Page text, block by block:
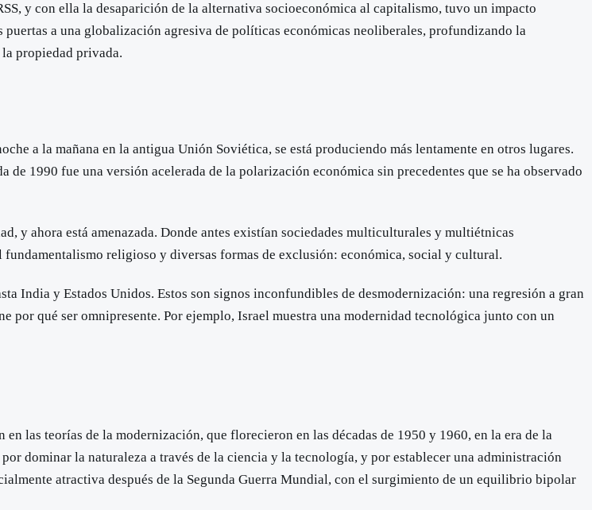
y con ella la desaparición de la alternativa socioeconómica al capitalismo, tuvo un impacto
a una globalización agresiva de políticas económicas neoliberales, profundizando la
propiedad privada.
a la mañana en la antigua Unión Soviética, se está produciendo más lentamente en otros lugares.
1990 fue una versión acelerada de la polarización económica sin precedentes que se ha observado
y ahora está amenazada. Donde antes existían sociedades multiculturales y multiétnicas
religioso y diversas formas de exclusión: económica, social y cultural.
India y Estados Unidos. Estos son signos inconfundibles de desmodernización: una regresión a gran
por qué ser omnipresente. Por ejemplo, Israel muestra una modernidad tecnológica junto con un
las teorías de la modernización, que florecieron en las décadas de 1950 y 1960, en la era de la
dominar la naturaleza a través de la ciencia y la tecnología, y por establecer una administración
atractiva después de la Segunda Guerra Mundial, con el surgimiento de un equilibrio bipolar